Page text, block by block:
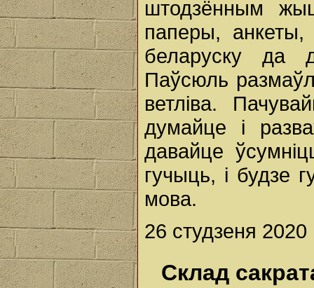
штодзённым
паперы,
беларуску да
Паўсюль
ветліва.
думайце і
давайце
гучыць, і будзе
мова.
26 студзеня 2020
Склад